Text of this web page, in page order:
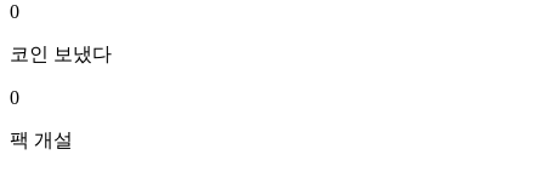
0
코인 보냈다
0
팩 개설